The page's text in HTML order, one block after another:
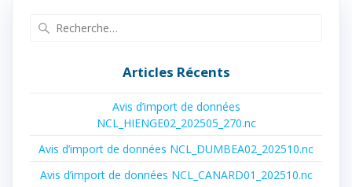
Articles Récents
Avis d’import de données
NCL_HIENGE02_202505_270.nc
Avis d’import de données NCL_DUMBEA02_202510.nc
Avis d’import de données NCL_CANARD01_202510.nc